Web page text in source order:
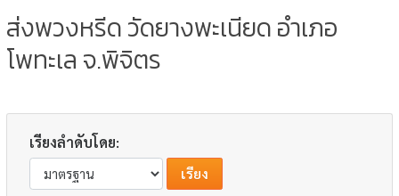
ส่งพวงหรีด วัดยางพะเนียด อำเภอ
โพทะเล จ.พิจิตร
เรียงลำดับโดย: